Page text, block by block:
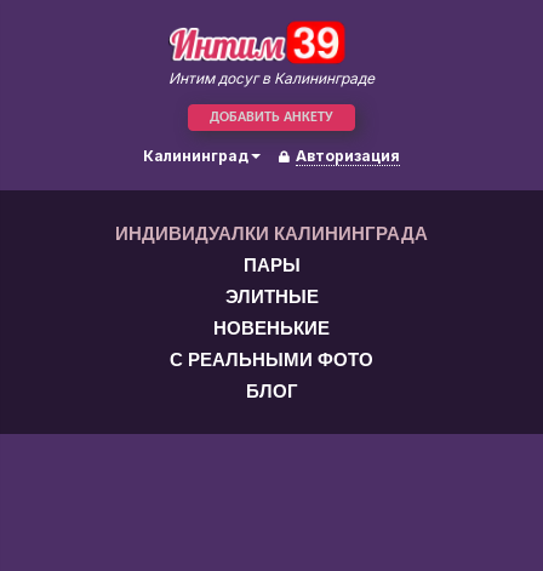
Интим досуг в Калининграде
ДОБАВИТЬ АНКЕТУ
Калининград Авторизация
ИНДИВИДУАЛКИ КАЛИНИНГРАДА
ПАРЫ
ЭЛИТНЫЕ
НОВЕНЬКИЕ
С РЕАЛЬНЫМИ ФОТО
БЛОГ